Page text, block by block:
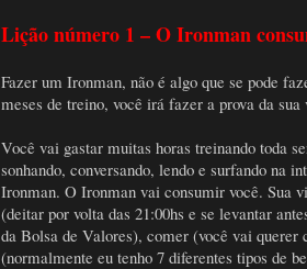
Lição número 1 – O Ironman
Fazer um Ironman, não é algo que se pode
meses de treino, você irá fazer a prova da sua
Você vai gastar muitas horas treinando toda
sonhando, conversando, lendo e surfando na
Ironman. O Ironman vai consumir você. Sua
(deitar por volta das 21:00hs e se levantar
da Bolsa de Valores), comer (você vai querer
(normalmente eu tenho 7 diferentes tipos de